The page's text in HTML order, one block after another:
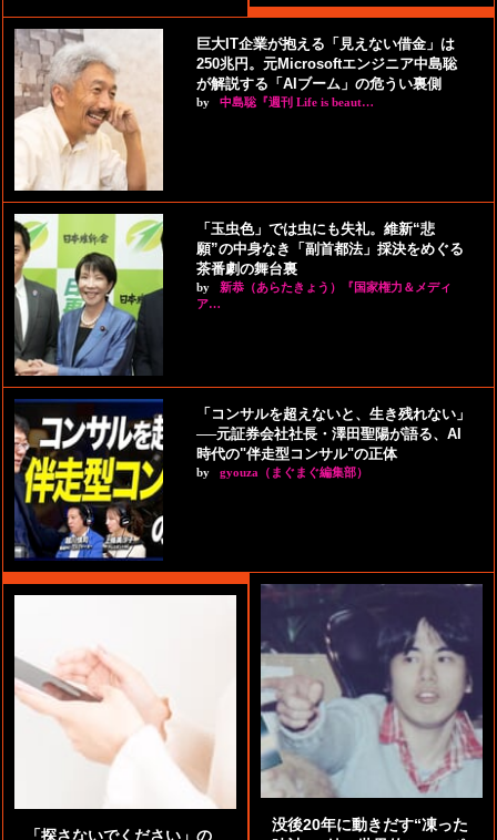
巨大IT企業が抱える「見えない借金」は
250兆円。元Microsoftエンジニア中島聡
が解説する「AIブーム」の危うい裏側
by 中島聡『週刊 Life is beaut…
「玉虫色」では虫にも失礼。維新“悲
願”の中身なき「副首都法」採決をめぐる
茶番劇の舞台裏
by
新恭（あらたきょう）『国家権力＆メディ
ア…
「コンサルを超えないと、生き残れない」
──元証券会社社長・澤田聖陽が語る、AI
時代の"伴走型コンサル"の正体
by gyouza（まぐまぐ編集部）
「探さないでください」の
没後20年に動きだす“凍った